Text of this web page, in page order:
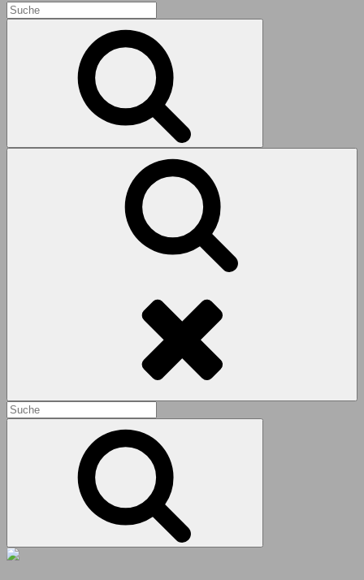
Search
for:
Search
for: